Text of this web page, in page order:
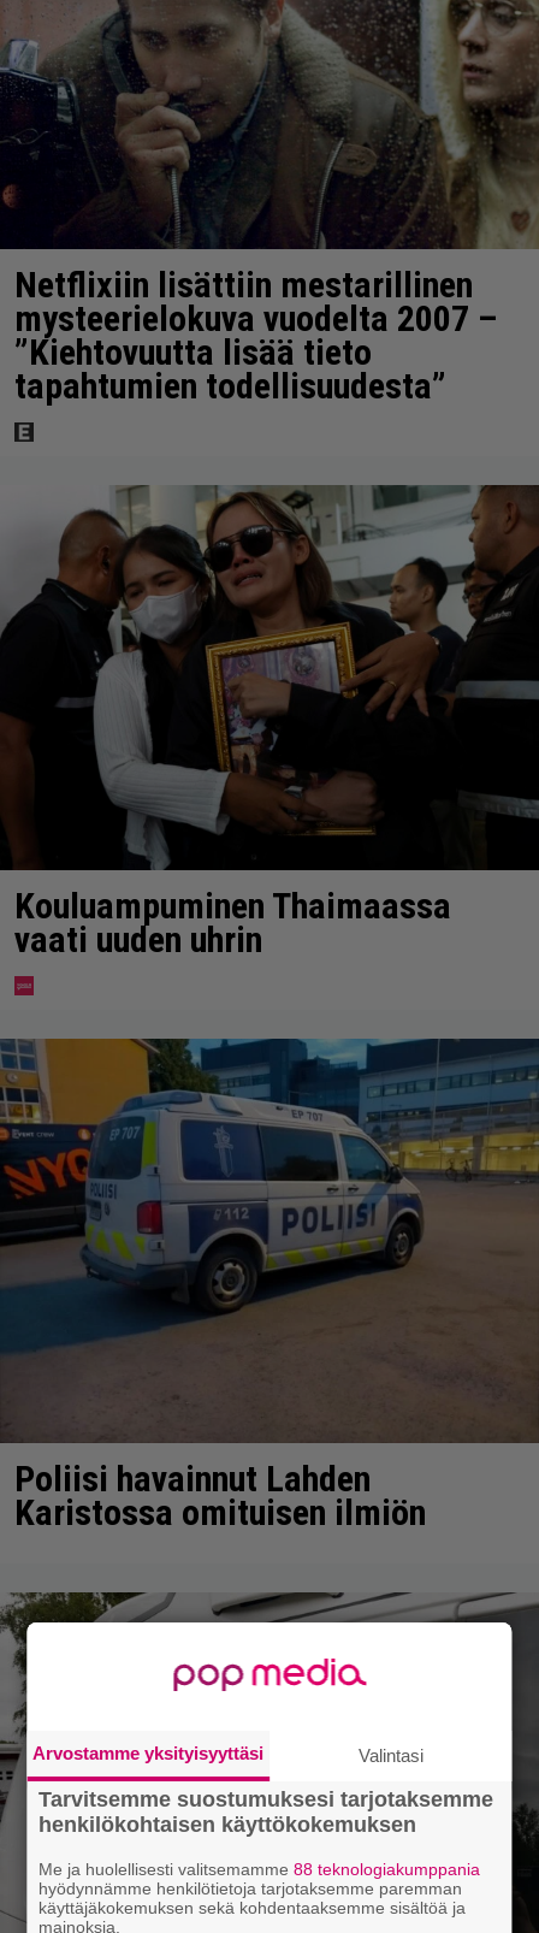
Netflixiin lisättiin mestarillinen
mysteerielokuva vuodelta 2007 –
”Kiehtovuutta lisää tieto
tapahtumien todellisuudesta”
Kouluampuminen Thaimaassa
vaati uuden uhrin
Poliisi havainnut Lahden
Karistossa omituisen ilmiön
Arvostamme yksityisyyttäsi Valintasi
Tarvitsemme suostumuksesi tarjotaksemme
henkilökohtaisen käyttökokemuksen
Me ja huolellisesti valitsemamme88 teknologiakumppania
hyödynnämme henkilötietoja tarjotaksemme paremman
käyttäjäkokemuksen sekä kohdentaaksemme sisältöä ja
mainoksia.